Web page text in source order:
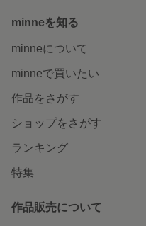
minneを知る
minneについて
minneで買いたい
作品をさがす
ショップをさがす
ランキング
特集
作品販売について